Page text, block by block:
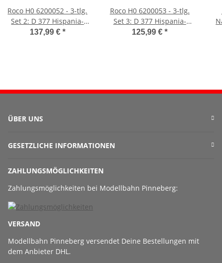
Roco H0 6200052 - 3-tlg.
Set 2: D 377 Hispania-
Express (DB)
137,99 € *
Roco H0 6200053 - 3-tlg.
Set 3: D 377 Hispania-
Express (DB)
125,99 €*
ÜBER UNS
GESETZLICHE INFORMATIONEN
ZAHLUNGSMÖGLICHKEITEN
Zahlungsmöglichkeiten bei Modellbahn Pinneberg:
VERSAND
Modellbahn Pinneberg versendet Deine Bestellungen mit
dem Anbieter DHL.